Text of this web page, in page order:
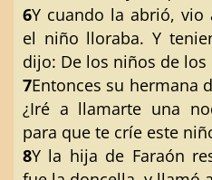
6Y cuando la abrió,
el niño lloraba. Y
dijo: De los niños de los
7Entonces su hermana
¿Iré a llamarte una
para que te críe este
8Y la hija de Faraón